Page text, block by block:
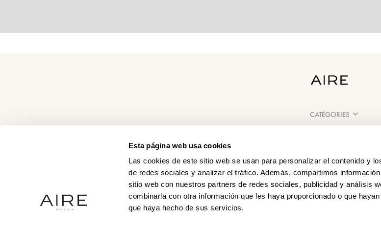
Esta página web usa cookies
Las cookies de este sitio web se usan para personalizar el contenido y
de redes sociales y analizar el tráfico. Además, compartimos
sitio web con nuestros partners de redes sociales, publicidad y análisis
combinarla con otra información que les haya proporcionado o que
que haya hecho de sus servicios.
CATÉGORIES
POINT DE VENTE